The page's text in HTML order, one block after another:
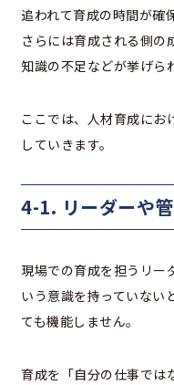
追われて育成の時間が確
さらには育成される側の
知識の不足などが挙げら
ここでは、人材育成にお
していきます。
4-1. リーダーや
現場での育成を担うリー
いう意識を持っていない
ても機能しません。
育成を「自分の仕事では